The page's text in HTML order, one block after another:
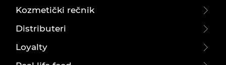
Kozmetički rečnik
Distributeri
Loyalty